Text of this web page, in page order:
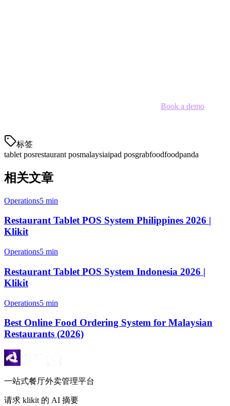
Book a demo
标签
tablet posrestaurant posmalaysiaipad posgrabfoodfoodpanda
相关文章
Operations5 min
Restaurant Tablet POS System Philippines 2026 |
Klikit
Operations5 min
Restaurant Tablet POS System Indonesia 2026 |
Klikit
Operations5 min
Best Online Food Ordering System for Malaysian
Restaurants (2026)
一站式餐厅外卖管理平台
请求 klikit 的 AI 摘要